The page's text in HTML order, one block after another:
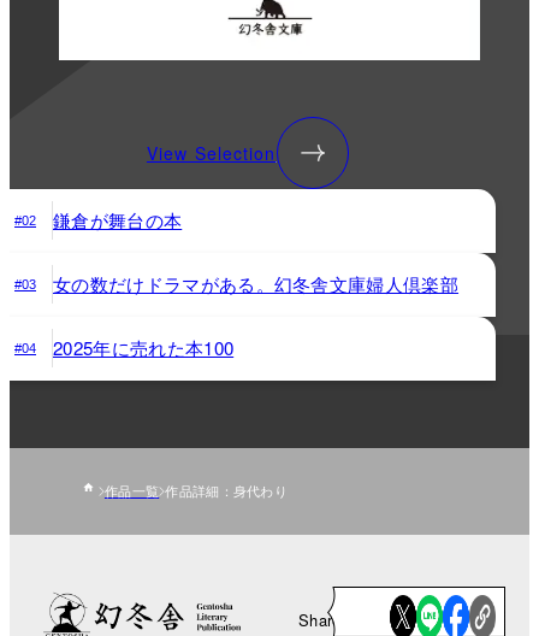
View Selection
#02 鎌倉が舞台の本
#03 女の数だけドラマがある。幻冬舎文庫婦人倶楽部
#04 2025年に売れた本100
作品一覧 作品詳細：身代わり
Share